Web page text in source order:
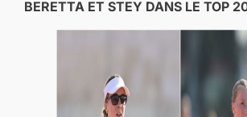
BERETTA ET STEY DANS LE TOP